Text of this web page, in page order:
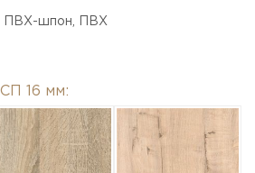
ПВХ-шпон, ПВХ
16 мм: